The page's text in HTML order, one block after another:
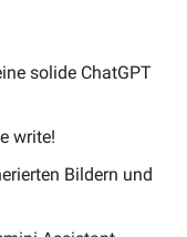
solide ChatGPT
write!
Bildern und